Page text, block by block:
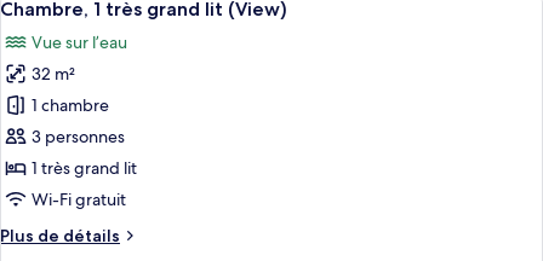
vue
ville
Chambre,
très
grand
lit,
vue
ville
toutes
les
photos
pour
ce
type
de
chambre :
Chambre,
Chambre, 1 très grand lit (View)
Vue sur l’eau
32 m²
1 chambre
3 personnes
1 très grand lit
Wi-Fi gratuit
Plus de détails
Plus